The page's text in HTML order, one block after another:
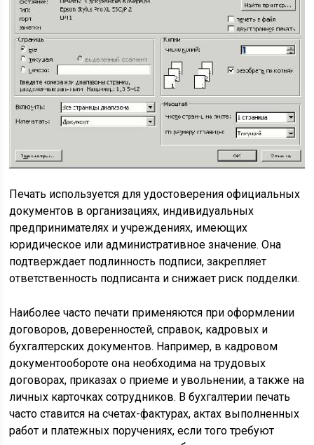
Печать используется для удостоверения официальных
документов в организациях, индивидуальных
предпринимателях и учреждениях, имеющих
юридическое или административное значение. Она
подтверждает подлинность подписи, закрепляет
ответственность подписанта и снижает риск подделки.
Наиболее часто печати применяются при оформлении
договоров, доверенностей, справок, кадровых и
бухгалтерских документов. Например, в кадровом
документообороте она необходима на трудовых
договорах, приказах о приеме и увольнении, а также на
личных карточках сотрудников. В бухгалтерии печать
часто ставится на счетах-фактурах, актах выполненных
работ и платежных поручениях, если того требуют